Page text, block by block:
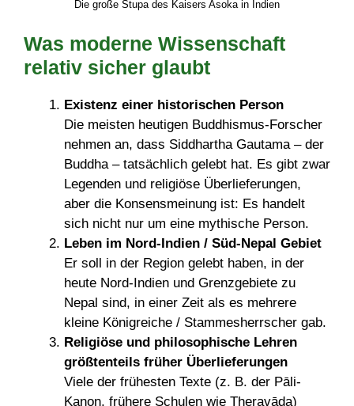
Die große Stupa des Kaisers Asoka in Indien
Was moderne Wissenschaft
relativ sicher glaubt
Existenz einer historischen Person
Die meisten heutigen Buddhismus-Forscher
nehmen an, dass Siddhartha Gautama – der
Buddha – tatsächlich gelebt hat. Es gibt zwar
Legenden und religiöse Überlieferungen,
aber die Konsensmeinung ist: Es handelt
sich nicht nur um eine mythische Person.
Leben im Nord-Indien / Süd-Nepal Gebiet
Er soll in der Region gelebt haben, in der
heute Nord-Indien und Grenzgebiete zu
Nepal sind, in einer Zeit als es mehrere
kleine Königreiche / Stammesherrscher gab.
Religiöse und philosophische Lehren
größtenteils früher Überlieferungen
Viele der frühesten Texte (z. B. der Pāli-
Kanon, frühere Schulen wie Theravāda)